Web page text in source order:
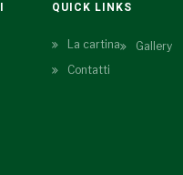
QUICK LINKS
La cartina
Gallery
Contatti